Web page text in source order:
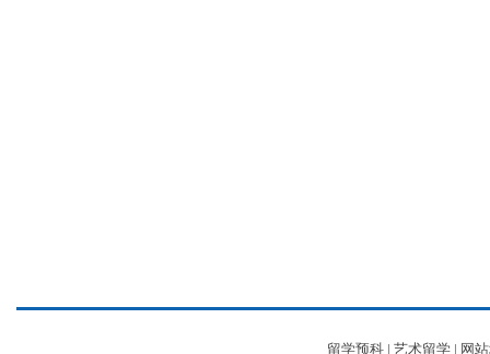
留学预科| 艺术留学| 网